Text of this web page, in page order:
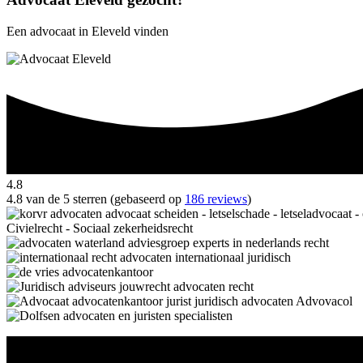
Een advocaat in Eleveld vinden
4.8
4.8 van de 5 sterren (gebaseerd op 186 reviews)